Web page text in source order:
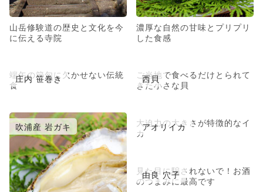
山岳修験道の歴史と文化を今
に伝える寺院
濃厚な自然の甘味とプリプリ
した食感
庄内 笹巻き
端午の節句に欠かせない伝統
食
西貝
ご当地で食べるだけとられて
きた小さな貝
吹浦産 岩ガキ アオリイカ
大迫力の大きさが特徴的なイ
カ
由良 穴子
見た目に騙されないで！お酒
のつまみに最高です